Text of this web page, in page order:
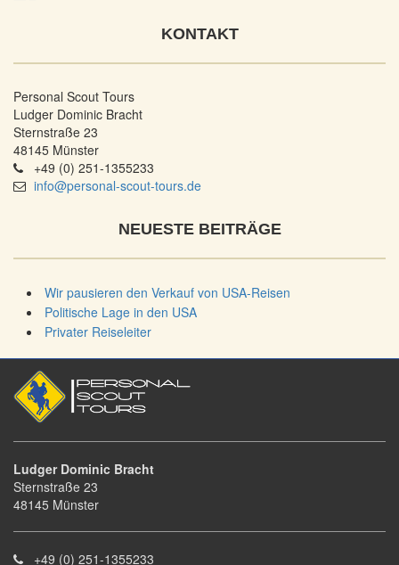
KONTAKT
Personal Scout Tours
Ludger Dominic Bracht
Sternstraße 23
48145 Münster
+49 (0) 251-1355233
info@personal-scout-tours.de
NEUESTE BEITRÄGE
Wir pausieren den Verkauf von USA-Reisen
Politische Lage in den USA
Privater Reiseleiter
Ludger Dominic Bracht
Sternstraße 23
48145 Münster
+49 (0) 251-1355233